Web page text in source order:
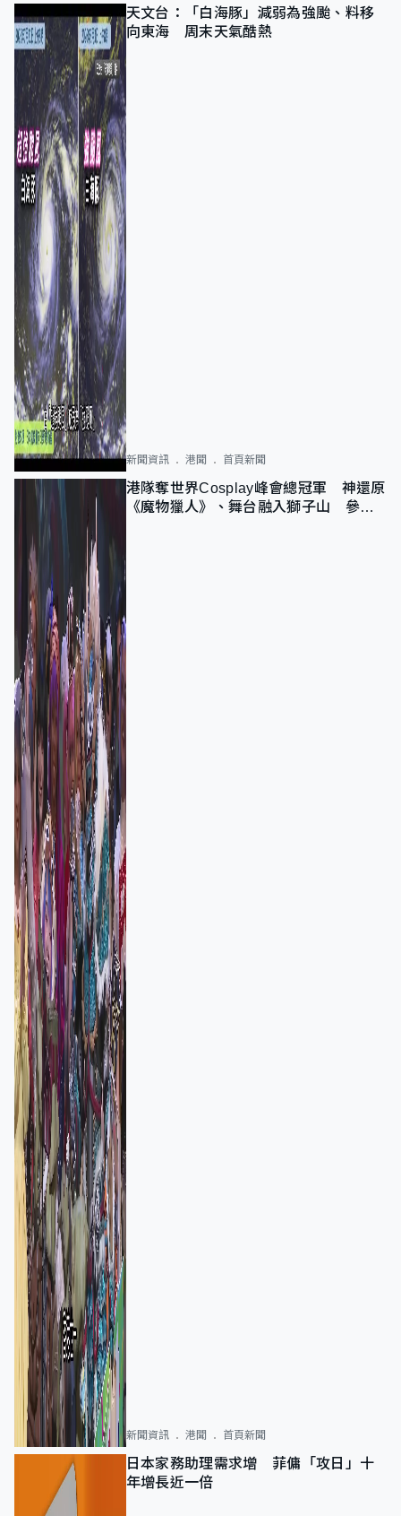
天文台：「白海豚」減弱為強颱、料移
向東海 周末天氣酷熱
新聞資訊 港聞 首頁新聞
港隊奪世界Cosplay峰會總冠軍 神還原
《魔物獵人》、舞台融入獅子山 參賽
新聞資訊 港聞 首頁新聞
日本家務助理需求增 菲傭「攻日」十
年增長近一倍